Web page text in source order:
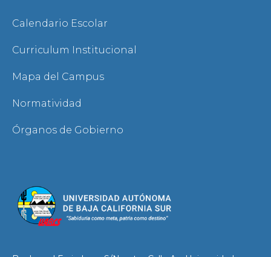
Calendario Escolar
Curriculum Institucional
Mapa del Campus
Normatividad
Órganos de Gobierno